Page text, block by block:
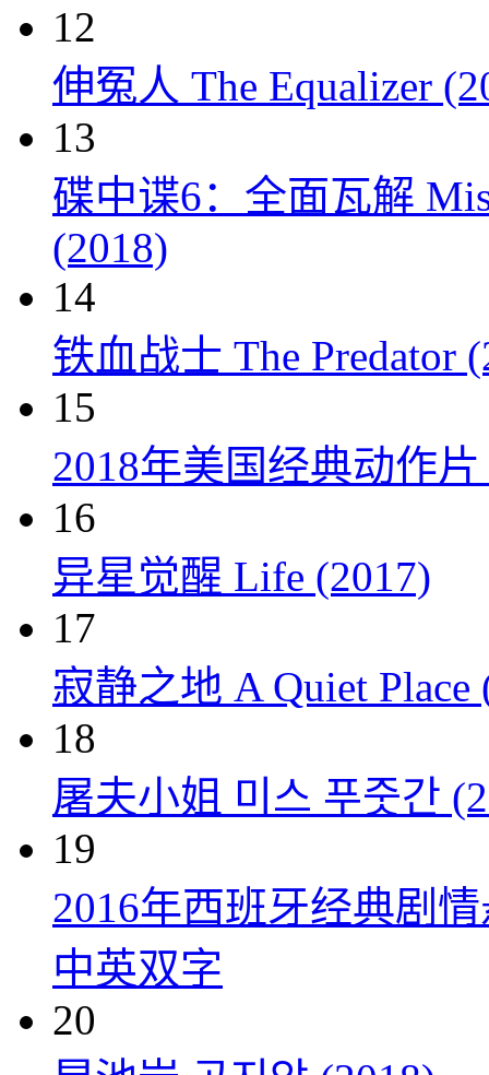
12
伸冤人 The Equalizer
13
碟中谍6：全面瓦解
(2018)
14
铁血战士 The Predator
15
2018年美国经典动作
16
异星觉醒 Life (2017)
17
寂静之地 A Quiet Place
18
屠夫小姐 미스 푸줏간
19
2016年西班牙经典剧
中英双字
20